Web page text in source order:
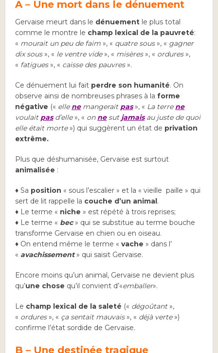
A – Une mort dans le dénuement
Gervaise meurt dans le dénuement le plus total
comme le montre le champ lexical de la pauvreté:
« mourait un peu de faim », « quatre sous», « gagner
dix sous», « le ventre vide», « misères», « ordures»,
« fatigues», « caisse des pauvres».
Ce dénuement lui fait perdre son humanité. On
observe ainsi de nombreuses phrases à laforme
négative (« elle ne mangerait pas», « La terre ne
voulait pasd’elle», « on nesut jamaisau juste de quoi
elle était morte») qui suggèrent un état de privation
extrême.
Plus que déshumanisée, Gervaise est surtout
animalisée :
♦ Sa position « sous l’escalier » et la « vieille paille » qui
sert de lit rappelle la couche d’un animal.
♦ Le terme « niche » est répété à trois reprises;
♦ Le terme « bec» qui se substitue au terme bouche
transforme Gervaise en chien ou en oiseau.
♦ On entend même le terme «vache » dans l’
« avachissement» qui saisit Gervaise.
Encore moins qu’un animal, Gervaise ne devient plus
qu’une chose qu’il convient d’«emballer».
Le champ lexical de la saleté (« dégoûtant»,
« ordures», « ça sentait mauvais», « déjà verte»)
confirme l’état sordide de Gervaise.
B – Une destinée tragique